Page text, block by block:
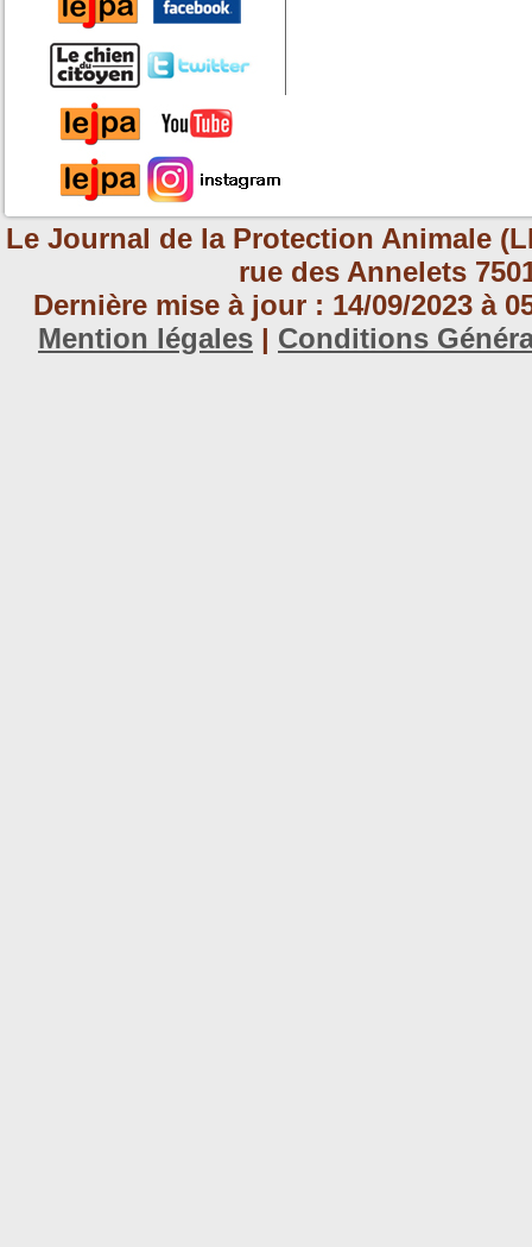
Le Journal de la Protection Animale
rue des Annelets
Dernière mise à jour : 14/09/2023 à
Mention légales | Conditions